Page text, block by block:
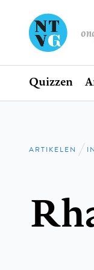
Home
Quizzen
ARTIKELEN